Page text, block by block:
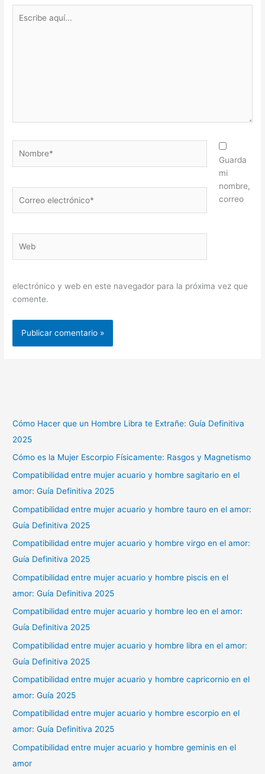
aquí...
electrónico*
Guarda
mi
nombre,
correo
electrónico y web en este navegador para la próxima vez que
comente.
Cómo Hacer que un Hombre Libra te Extrañe: Guía Definitiva
2025
Cómo es la Mujer Escorpio Físicamente: Rasgos y Magnetismo
Compatibilidad entre mujer acuario y hombre sagitario en el
amor: Guía Definitiva 2025
Compatibilidad entre mujer acuario y hombre tauro en el amor:
Guía Definitiva 2025
Compatibilidad entre mujer acuario y hombre virgo en el amor:
Guía Definitiva 2025
Compatibilidad entre mujer acuario y hombre piscis en el
amor: Guía Definitiva 2025
Compatibilidad entre mujer acuario y hombre leo en el amor:
Guía Definitiva 2025
Compatibilidad entre mujer acuario y hombre libra en el amor:
Guía Definitiva 2025
Compatibilidad entre mujer acuario y hombre capricornio en el
amor: Guía 2025
Compatibilidad entre mujer acuario y hombre escorpio en el
amor: Guía Definitiva 2025
Compatibilidad entre mujer acuario y hombre geminis en el
amor